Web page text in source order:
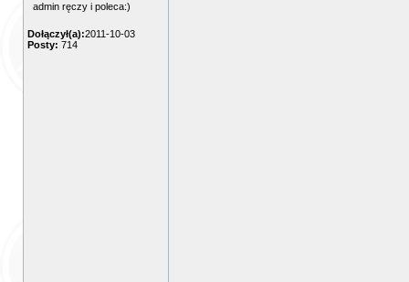
admin ręczy i poleca:)
Dołączył(a):2011-10-03
Posty: 714